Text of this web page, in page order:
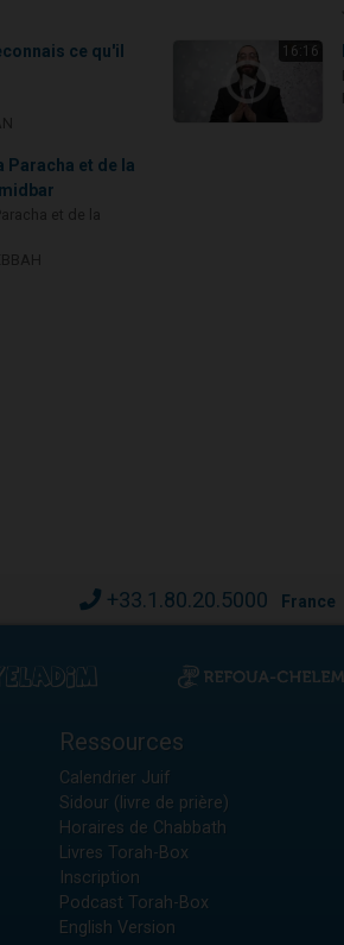
ce qu'il
16:16
Paracha et de la
+33.1.80.20.5000 France
Ressources
Calendrier Juif
Sidour (livre de prière)
Horaires de Chabbath
Livres Torah-Box
Inscription
Podcast Torah-Box
English Version